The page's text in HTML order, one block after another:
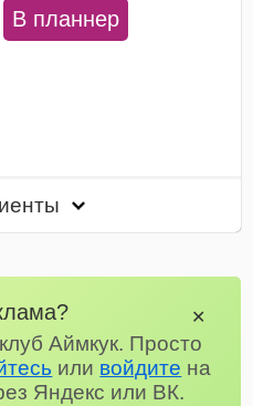
В планнер
Аймкук. Просто
или войдите на
Яндекс или ВК.
✕